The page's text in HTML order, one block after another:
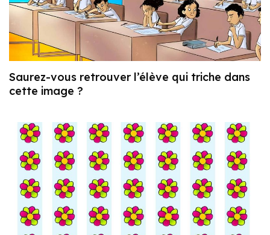
Saurez-vous retrouver l’élève qui triche dans
cette image ?